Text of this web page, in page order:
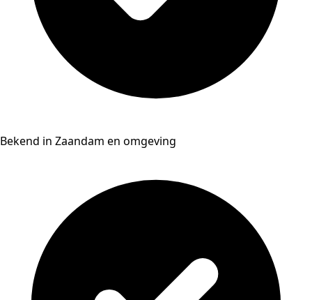
Bekend in Zaandam en omgeving